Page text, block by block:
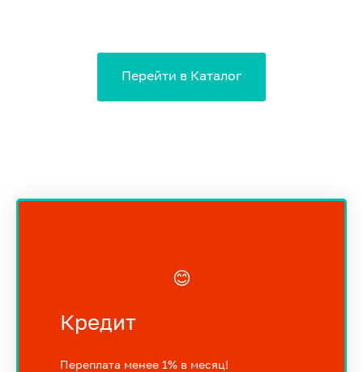
Перейти в Каталог
😊
Кредит
Переплата менее 1% в месяц!